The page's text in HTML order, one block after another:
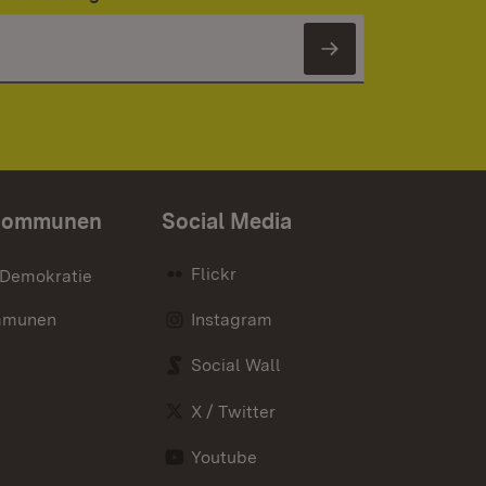
Newsletter
Social Media
Flickr
Instagram
Social Wall
X / Twitter
Youtube